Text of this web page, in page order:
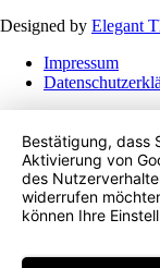
Designed by Elegant
Impressum
Bestätigung, dass
Aktivierung von
des
widerrufen
können Ihre